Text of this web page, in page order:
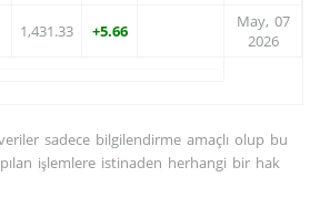
1,431.33 +5.66
May, 07
2026
sadece bilgilendirme amaçlı olup bu
işlemlere istinaden herhangi bir hak